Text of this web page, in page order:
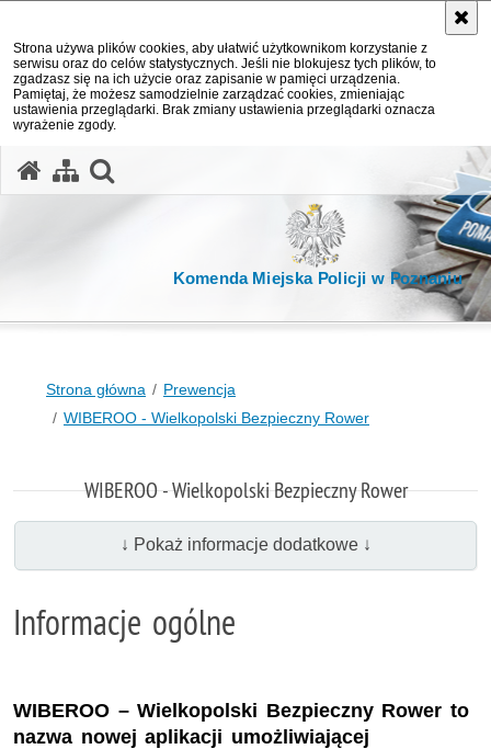
Strona używa plików cookies, aby ułatwić użytkownikom korzystanie z
serwisu oraz do celów statystycznych. Jeśli nie blokujesz tych plików, to
zgadzasz się na ich użycie oraz zapisanie w pamięci urządzenia.
Pamiętaj, że możesz samodzielnie zarządzać cookies, zmieniając
ustawienia przeglądarki. Brak zmiany ustawienia przeglądarki oznacza
wyrażenie zgody.
Komenda Miejska Policji w Poznaniu
Strona główna
Prewencja
WIBEROO - Wielkopolski Bezpieczny Rower
WIBEROO - Wielkopolski Bezpieczny Rower
↓ Pokaż informacje dodatkowe ↓
Informacje ogólne
WIBEROO – Wielkopolski Bezpieczny Rower to
nazwa nowej aplikacji umożliwiającej